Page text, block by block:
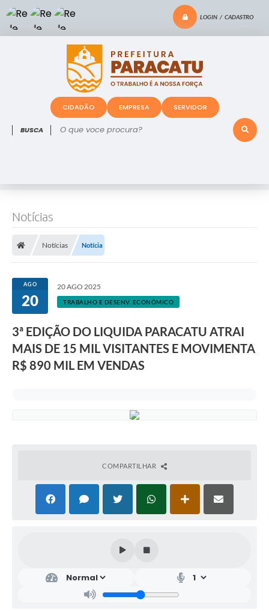
LOGIN / CADASTRO
O que voce procura?
CIDADÃO EMPRESA SERVIDOR
Notícias
Notícias Notícia
AGO
20
20 AGO 2025
TRABALHO E DESENV. ECONÔMICO
3ª EDIÇÃO DO LIQUIDA PARACATU ATRAI
MAIS DE 15 MIL VISITANTES E MOVIMENTA
R$ 890 MIL EM VENDAS
COMPARTILHAR